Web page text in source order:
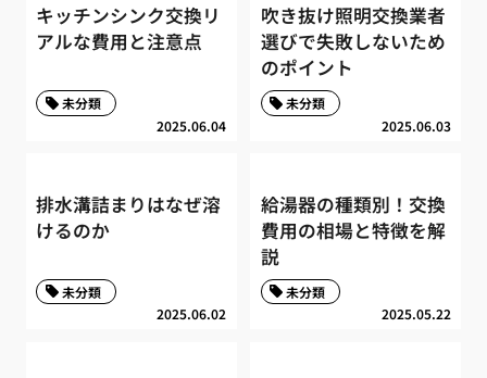
キッチンシンク交換リ
アルな費用と注意点
2025.06.04
未分類
吹き抜け照明交換業者
選びで失敗しないため
のポイント
2025.06.03
未分類
排水溝詰まりはなぜ溶
けるのか
2025.06.02
未分類
給湯器の種類別！交換
費用の相場と特徴を解
説
2025.05.22
未分類